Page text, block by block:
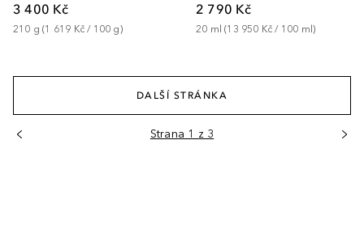
3 400 Kč
210 g (1 619 Kč / 100 g)
2 790 Kč
20 ml (13 950 Kč / 100 ml)
DALŠÍ STRÁNKA
Strana 1 z 3